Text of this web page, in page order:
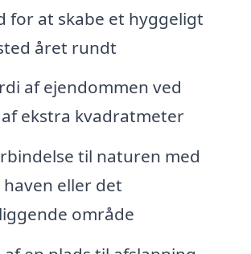
for at skabe et hyggeligt
året rundt
af ejendommen ved
ekstra kvadratmeter
til naturen med
eller det
område